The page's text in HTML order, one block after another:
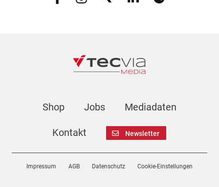
Shop Jobs Mediadaten
Kontakt Newsletter
Impressum AGB Datenschutz Cookie-Einstellungen